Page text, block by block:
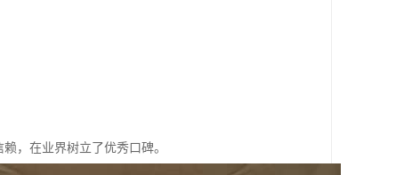
，在业界树立了优秀口碑。